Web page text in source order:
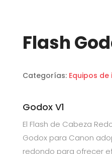
Flash
Categorías: Equipos
Godox V1
El Flash de Cabeza
Godox para Canon
redondo para ofrecer